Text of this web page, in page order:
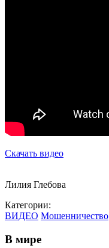
Скачать видео
Лилия Глебова
Категории:
ВИДЕО Мошенничество
В мире